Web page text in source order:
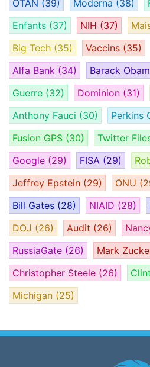
OTAN (39) Moderna (38)
Enfants (37) NIH (37)
Big Tech (35) Vaccins (35)
Alfa Bank (34) Barack
Guerre (32) Dominion (31)
Anthony Fauci (30) Perkins
Fusion GPS (30) Twitter
Google (29) FISA (29)
Jeffrey Epstein (29) ONU
Bill Gates (28) NIAID (28)
DOJ (26) Audit (26)
RussiaGate (26) Mark
Christopher Steele (26)
Michigan (25)